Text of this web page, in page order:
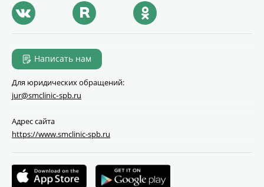
Написать нам
Для юридических обращений:
jur@smclinic‑spb.ru
Адрес сайта
https://www.smclinic-spb.ru